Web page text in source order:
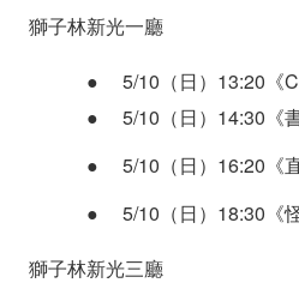
獅子林新光一廳
●
5/10（日）13:20《
●
5/10（日）14:30《
●
5/10（日）16:20《
●
5/10（日）18:30《
獅子林新光三廳